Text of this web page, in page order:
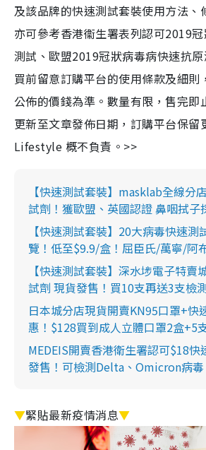
及該品牌的快速測試套裝使用方法、
亦可參考香港衞生署表列認可2019
測試、歐盟2019冠狀病毒病快速抗
買前留意訂購平台的使用條款及細則
公佈的價錢為準。數量有限，售完即
更新至文章發佈日期，訂購平台保留
Lifestyle 概不負責。>>
【快速測試套裝】masklab全線分
試劑！獲歐盟、英國認證 鼻咽拭子
【快速測試套裝】20大病毒快速測
覽！低至$9.9/盒！屈臣氏/萬寧/阿
【快速測試套裝】深水埗電子特賣
試劑 現貨發售！買10支再送3支檢
日本城分店現貨開賣KN95口罩+快
惠！$128買到成人立體口罩2盒+5
MEDEIS開賣香港衛生署認可$18快
發售！可檢測Delta、Omicron病毒
▼緊貼最新疫情消息▼